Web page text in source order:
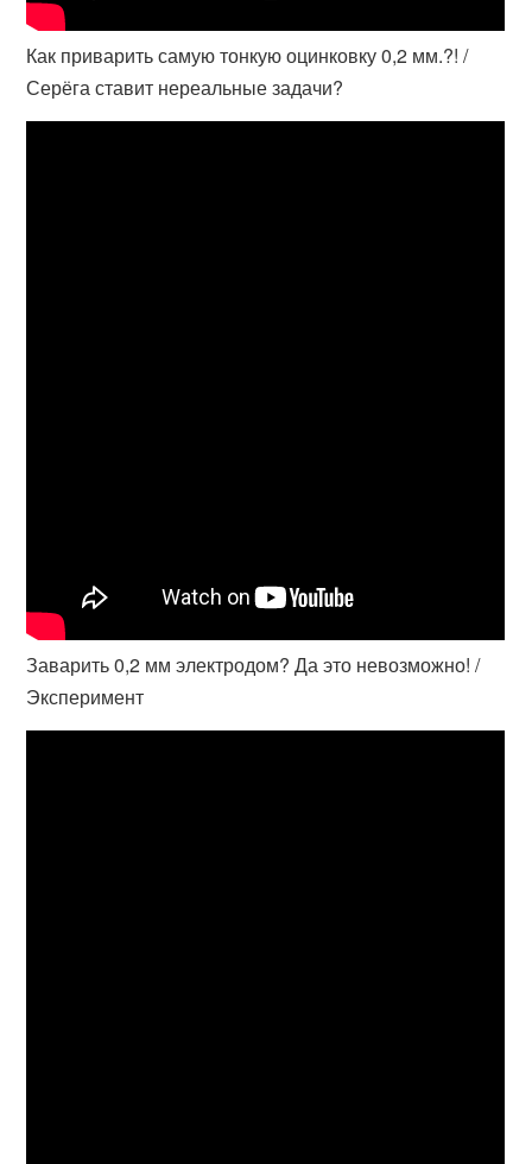
Как приварить самую тонкую оцинковку 0,2 мм.?! /
Серёга ставит нереальные задачи?
Заварить 0,2 мм электродом? Да это невозможно! /
Эксперимент